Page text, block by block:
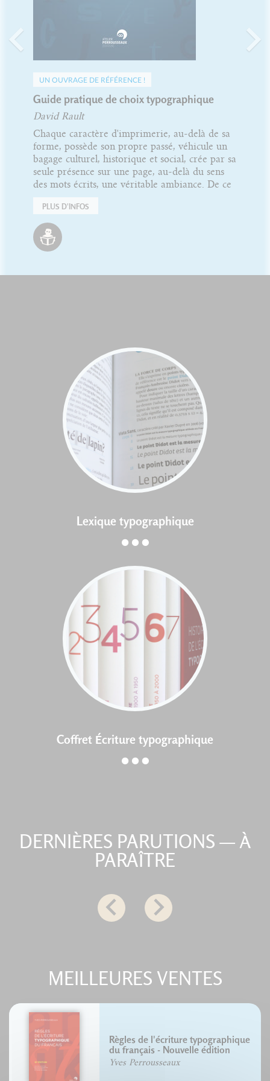
UN OUVRAGE DE RÉFÉRENCE !
Guide pratique de choix typographique
David Rault
Chaque caractère d'imprimerie, au-delà de sa
forme, possède son propre passé, véhicule un
bagage culturel, historique et social, crée par sa
seule présence sur une page, au-delà du sens
des mots écrits, une véritable ambiance. De ce
PLUS D'INFOS
Lexique typographique
Coffret Écriture typographique
DERNIÈRES PARUTIONS — À
PARAÎTRE
MEILLEURES VENTES
Règles de l'écriture typographique
du français - Nouvelle édition
Yves Perrousseaux